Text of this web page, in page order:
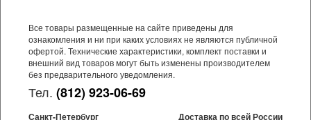
Все товары размещенные на сайте приведены для
ознакомления и ни при каких условиях не являются публичной
офертой. Технические характеристики, комплект поставки и
внешний вид товаров могут быть изменены производителем
без предварительного уведомления.
Тел. (812) 923-06-69
Санкт-Петербург Доставка по всей России